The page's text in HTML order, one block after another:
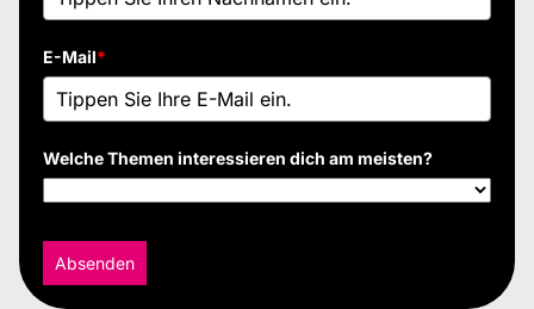
E-Mail*
Welche Themen interessieren dich am meisten?
Absenden